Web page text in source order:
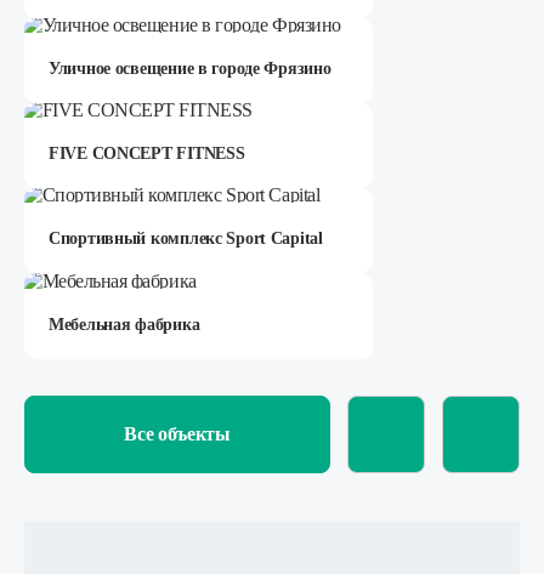
Уличное освещение в городе Фрязино
FIVE CONCEPT FITNESS
Спортивный комплекс Sport Capital
Мебельная фабрика
Все объекты